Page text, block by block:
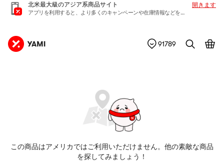
北米最大級のアジア系商品サイト
アプリを利用すると、より多くのキャンペーンや在庫情報などを入手できます
開きます
91789
この商品はアメリカではご利用いただけません。他の素敵な商品
を探してみましょう！